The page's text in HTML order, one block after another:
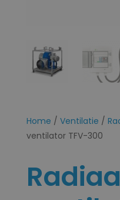
Home / Ventilatie /
ventilator TFV-300